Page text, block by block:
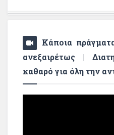
Κάποια
ανεξαιρέτως |
καθαρό για όλη την